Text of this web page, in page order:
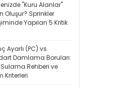
"Kuru Alanlar"
Oluşur? Sprinkler
Yapılan 5 Kritik
Ayarlı (PC) vs.
Damlama Boruları:
Rehberi ve
Kriterleri